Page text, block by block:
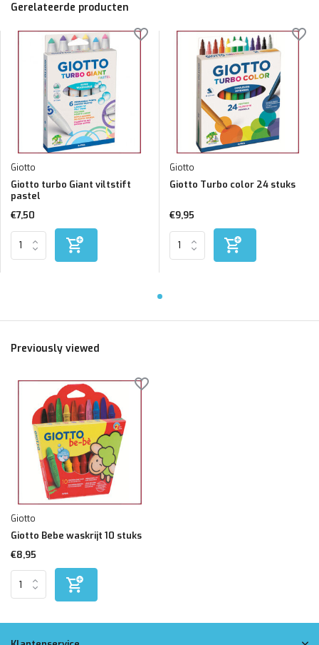
Gerelateerde producten
Giotto
Giotto turbo Giant viltstift
pastel
€7,50
Giotto
Giotto Turbo color 24 stuks
€9,95
Previously viewed
Giotto
Giotto Bebe waskrijt 10 stuks
€8,95